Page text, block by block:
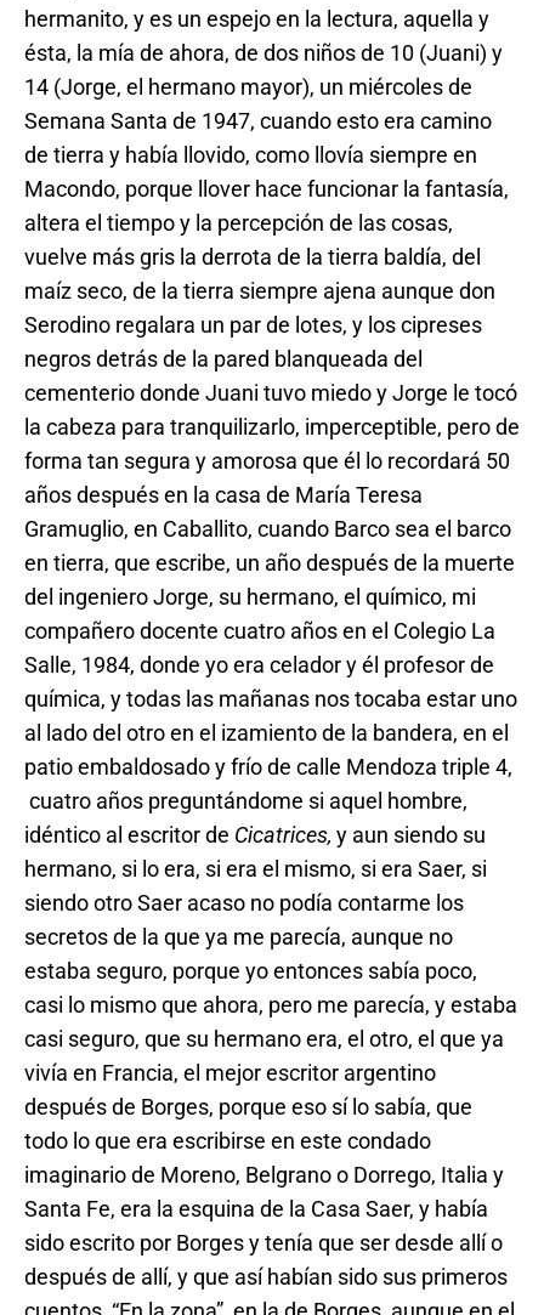
hermanito, y es un espejo en la lectura, aquella y
ésta, la mía de ahora, de dos niños de 10 (Juani) y
14 (Jorge, el hermano mayor), un miércoles de
Semana Santa de 1947, cuando esto era camino
de tierra y había llovido, como llovía siempre en
Macondo, porque llover hace funcionar la fantasía,
altera el tiempo y la percepción de las cosas,
vuelve más gris la derrota de la tierra baldía, del
maíz seco, de la tierra siempre ajena aunque don
Serodino regalara un par de lotes, y los cipreses
negros detrás de la pared blanqueada del
cementerio donde Juani tuvo miedo y Jorge le tocó
la cabeza para tranquilizarlo, imperceptible, pero de
forma tan segura y amorosa que él lo recordará 50
años después en la casa de María Teresa
Gramuglio, en Caballito, cuando Barco sea el barco
en tierra, que escribe, un año después de la muerte
del ingeniero Jorge, su hermano, el químico, mi
compañero docente cuatro años en el Colegio La
Salle, 1984, donde yo era celador y él profesor de
química, y todas las mañanas nos tocaba estar uno
al lado del otro en el izamiento de la bandera, en el
patio embaldosado y frío de calle Mendoza triple 4,
cuatro años preguntándome si aquel hombre,
idéntico al escritor de Cicatrices, y aun siendo su
hermano, si lo era, si era el mismo, si era Saer, si
siendo otro Saer acaso no podía contarme los
secretos de la que ya me parecía, aunque no
estaba seguro, porque yo entonces sabía poco,
casi lo mismo que ahora, pero me parecía, y estaba
casi seguro, que su hermano era, el otro, el que ya
vivía en Francia, el mejor escritor argentino
después de Borges, porque eso sí lo sabía, que
todo lo que era escribirse en este condado
imaginario de Moreno, Belgrano o Dorrego, Italia y
Santa Fe, era la esquina de la Casa Saer, y había
sido escrito por Borges y tenía que ser desde allí o
después de allí, y que así habían sido sus primeros